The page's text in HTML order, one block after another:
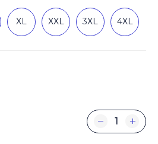
XL XXL 3XL 4XL
+
−